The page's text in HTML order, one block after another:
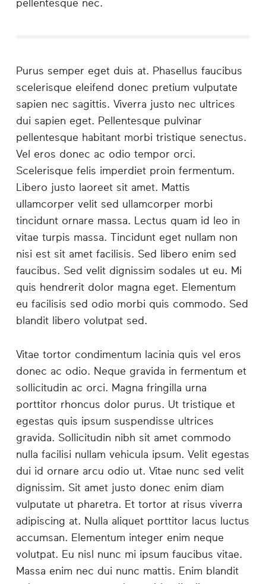
pellentesque nec.
Purus semper eget duis at. Phasellus faucibus
scelerisque eleifend donec pretium vulputate
sapien nec sagittis. Viverra justo nec ultrices
dui sapien eget. Pellentesque pulvinar
pellentesque habitant morbi tristique senectus.
Vel eros donec ac odio tempor orci.
Scelerisque felis imperdiet proin fermentum.
Libero justo laoreet sit amet. Mattis
ullamcorper velit sed ullamcorper morbi
tincidunt ornare massa. Lectus quam id leo in
vitae turpis massa. Tincidunt eget nullam non
nisi est sit amet facilisis. Sed libero enim sed
faucibus. Sed velit dignissim sodales ut eu. Mi
quis hendrerit dolor magna eget. Elementum
eu facilisis sed odio morbi quis commodo. Sed
blandit libero volutpat sed.
Vitae tortor condimentum lacinia quis vel eros
donec ac odio. Neque gravida in fermentum et
sollicitudin ac orci. Magna fringilla urna
porttitor rhoncus dolor purus. Ut tristique et
egestas quis ipsum suspendisse ultrices
gravida. Sollicitudin nibh sit amet commodo
nulla facilisi nullam vehicula ipsum. Velit egestas
dui id ornare arcu odio ut. Vitae nunc sed velit
dignissim. Sit amet justo donec enim diam
vulputate ut pharetra. Et tortor at risus viverra
adipiscing at. Nulla aliquet porttitor lacus luctus
accumsan. Elementum integer enim neque
volutpat. Eu nisl nunc mi ipsum faucibus vitae.
Massa enim nec dui nunc mattis. Enim blandit